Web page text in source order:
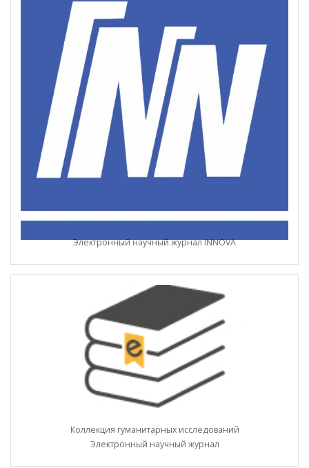
Электронный научный журнал INNOVA
Коллекция гуманитарных исследований
Электронный научный журнал